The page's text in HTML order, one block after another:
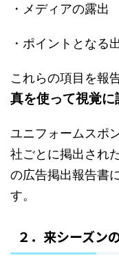
・メディアの露出
・ポイントとなる
これらの項目を報
真を使って視覚に
ユニフォームスポ
社ごとに掲出され
の広告掲出報告書
す。
２．来シーズン